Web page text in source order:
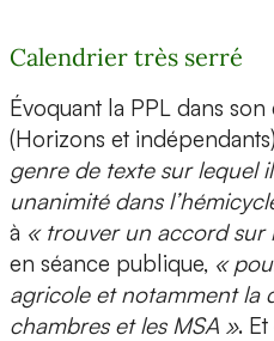
Calendrier très serré
Évoquant la PPL dans
(Horizons et
genre de texte sur lequel
unanimité dans
à « trouver un accord sur
en séance publique, «
agricole et notamment la
chambres et les MSA ».